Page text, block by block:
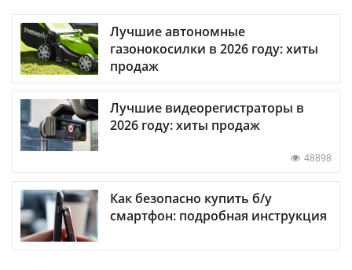
Лучшие автономные
газонокосилки в 2026 году: хиты
продаж
Лучшие видеорегистраторы в
2026 году: хиты продаж
48898
Как безопасно купить б/у
смартфон: подробная инструкция